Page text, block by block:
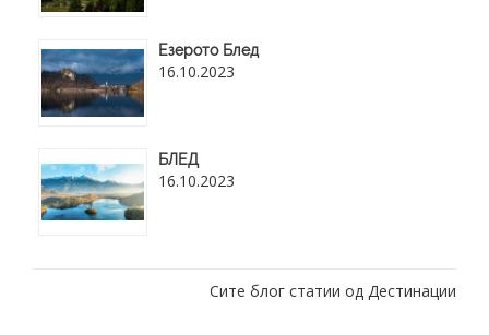
Езерото Блед
16.10.2023
БЛЕД
16.10.2023
Сите блог статии од Дестинации